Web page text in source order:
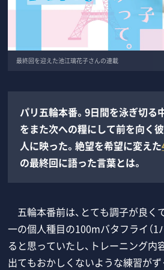
最終回を迎えた池江璃花子さんの連載
パリ五輪本番。9日間を泳ぎ切る
をまた次への糧にして前を向く
人に映った。絶望を希望に変えた
の最終回に語った言葉とは。
五輪本番前は、とても調子が良く
一の個人種目の100mバタフライ（1
ると思っていたし、トレーニング
出てもおかしくないような練習が